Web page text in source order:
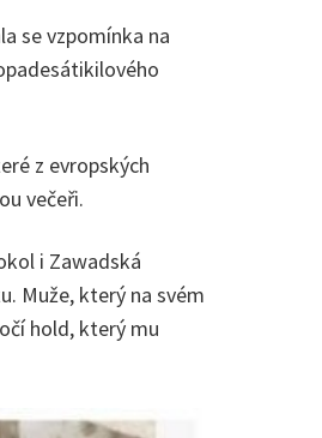
se vzpomínka na
z evropských
večeři.
i Zawadská
Muže, který na svém
hold, který mu